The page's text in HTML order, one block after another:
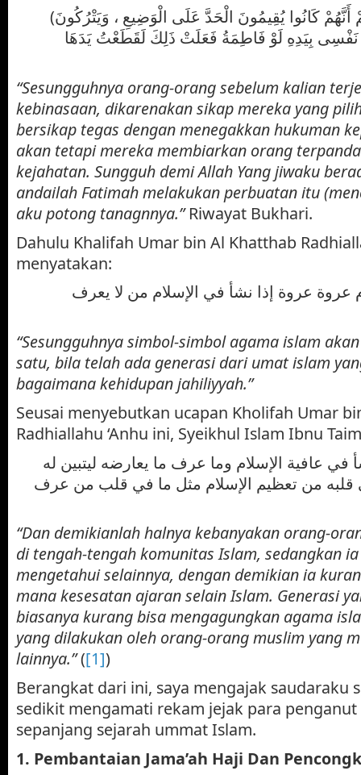
(إِنَّمَا هَلَكَ مَنْ كَانَ قَبْلَكُمْ أَنَّهُمْ كَانُوا يُقِيمُونَ الْحَدَّ عَلَى الْوَضِيعِ ، وَيَتْرُكُونَ
بِيَدِهِ لَوْ فَاطِمَةُ فَعَلَتْ ذَلِكَ لَقَطَعْتُ يَدَهَا) رواه
“Sesungguhnya orang-orang sebelum kalian
kebinasaan, dikarenakan sikap mereka yang
bersikap tegas dengan menegakkan hukuman
akan tetapi mereka membiarkan orang
kejahatan. Sungguh demi Allah Yang jiwaku
andailah Fatimah melakukan perbuatan itu
aku potong tanagnnya.”Riwayat Bukhari.
Dahulu Khalifah Umar bin Al Khatthab
menyatakan:
عروة عروة إذا نشأ في الإسلام من لا يعرف
“Sesungguhnya simbol-simbol agama islam
satu, bila telah ada generasi dari umat islam
bagaimana kehidupan jahiliyyah.”
Seusai menyebutkan ucapan Kholifah Umar
Radhiallahu ‘Anhu ini, Syeikhul Islam Ibnu
عافية الإسلام وما عرف ما يعارضه ليتبين له
قلبه من تعظيم الإسلام مثل ما في قلب من عرف
“Dan demikianlah halnya kebanyakan orang-
di tengah-tengah komunitas Islam, sedangkan
mengetahui selainnya, dengan demikian ia
mana kesesatan ajaran selain Islam. Generasi
biasanya kurang bisa mengagungkan agama
yang dilakukan oleh orang-orang muslim yang
lainnya.”([1])
Berangkat dari ini, saya mengajak saudaraku
sedikit mengamati rekam jejak para penganut
sepanjang sejarah ummat Islam.
1. Pembantaian Jama’ah Haji Dan